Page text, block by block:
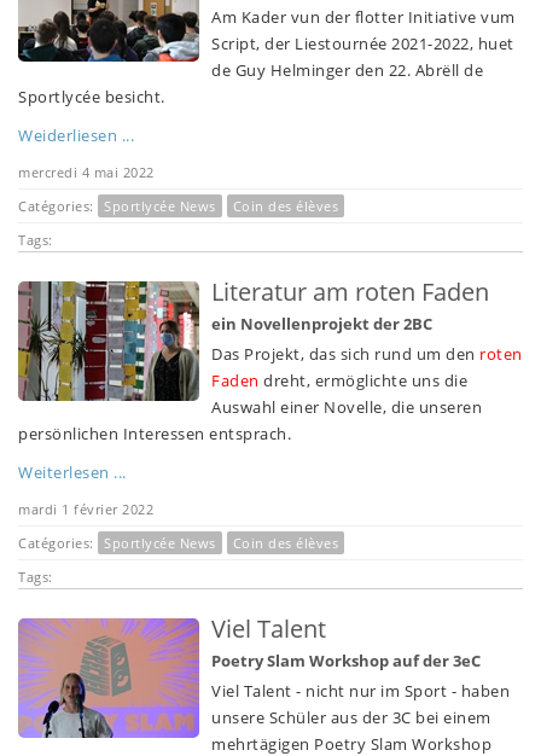
Am Kader vun der flotter Initiative vum
Script, der Liestournée 2021-2022, huet
de Guy Helminger den 22. Abrëll de
Sportlycée besicht.
Weiderliesen ...
mercredi 4 mai 2022
Catégories:
Sportlycée News
Coin des élèves
Tags:
Literatur am roten Faden
ein Novellenprojekt der 2BC
Das Projekt, das sich rund um den roten
Faden dreht, ermöglichte uns die
Auswahl einer Novelle, die unseren
persönlichen Interessen entsprach.
Weiterlesen ...
mardi 1 février 2022
Catégories:
Sportlycée News
Coin des élèves
Tags:
Viel Talent
Poetry Slam Workshop auf der 3eC
Viel Talent - nicht nur im Sport - haben
unsere Schüler aus der 3C bei einem
mehrtägigen Poetry Slam Workshop